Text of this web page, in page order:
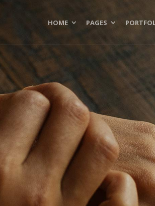
HOME PAGES